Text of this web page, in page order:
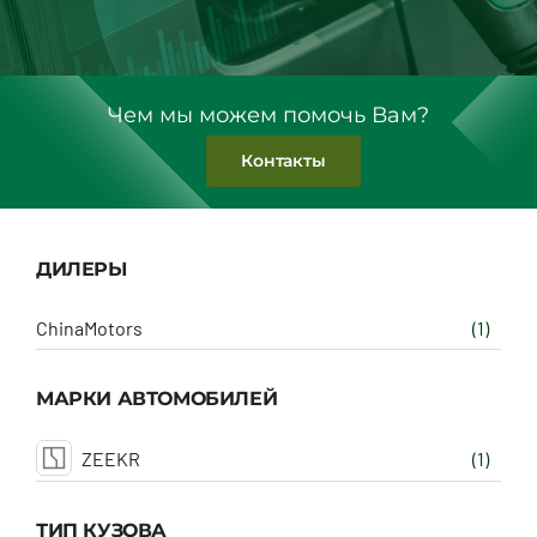
Чем мы можем помочь Вам?
Контакты
ДИЛЕРЫ
ChinaMotors (1)
МАРКИ АВТОМОБИЛЕЙ
ZEEKR (1)
ТИП КУЗОВА